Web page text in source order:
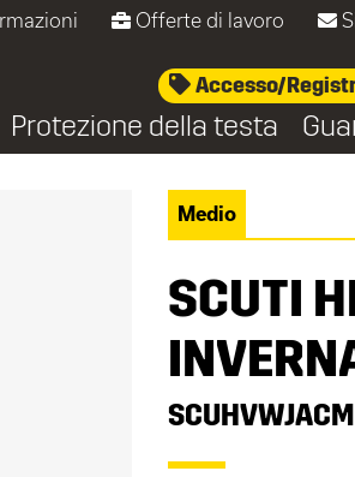
Offerte di lavoro
Accesso/
Protezione della testa
Medio
SCUTI
SCUHVWJACM